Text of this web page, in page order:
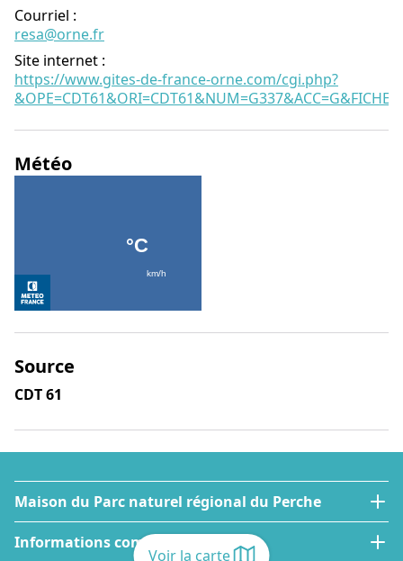
Voir la carte
Courriel :
resa@orne.fr
Site internet :
https://www.gites-de-france-orne.com/cgi.php?
Météo
Source
CDT 61
Maison du Parc naturel régional du Perche
Informations complémentaires